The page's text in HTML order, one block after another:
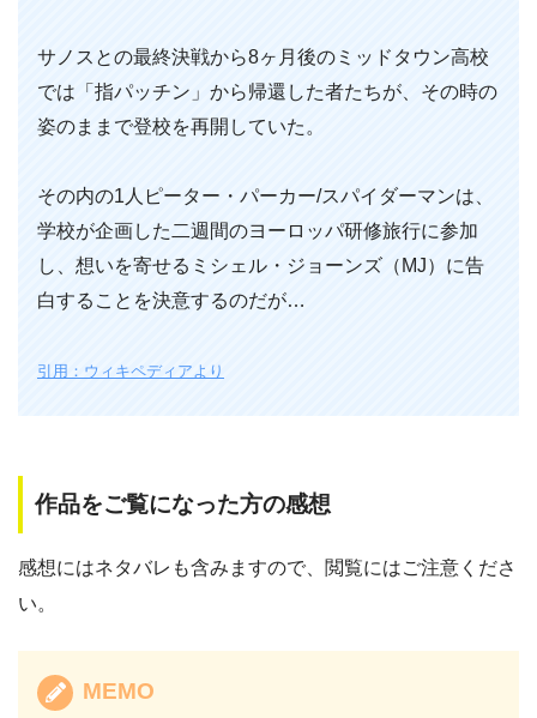
サノスとの最終決戦から8ヶ月後のミッドタウン高校
では「指パッチン」から帰還した者たちが、その時の
姿のままで登校を再開していた。
その内の1人ピーター・パーカー/スパイダーマンは、
学校が企画した二週間のヨーロッパ研修旅行に参加
し、想いを寄せるミシェル・ジョーンズ（MJ）に告
白することを決意するのだが…
引用：ウィキペディアより
作品をご覧になった方の感想
感想にはネタバレも含みますので、閲覧にはご注意くださ
い。
MEMO